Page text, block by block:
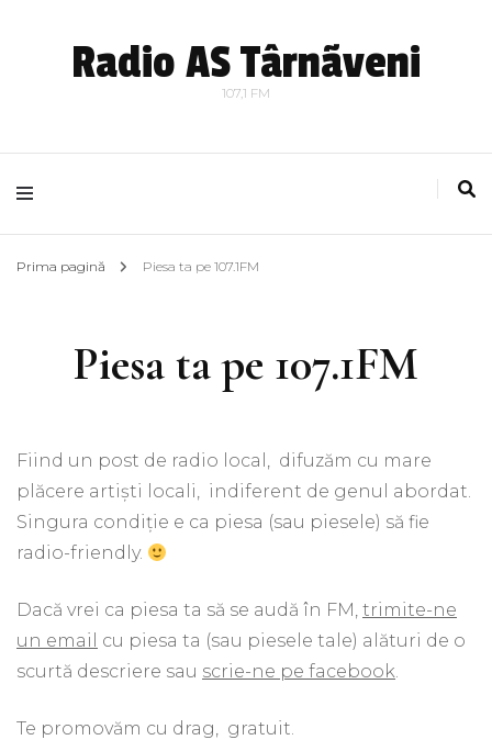
Radio AS Târnãveni
107,1 FM
Prima pagină Piesa ta pe 107.1FM
Piesa ta pe 107.1FM
Fiind un post de radio local, difuzăm cu mare
plăcere artiști locali, indiferent de genul abordat.
Singura condiție e ca piesa (sau piesele) să fie
radio-friendly.
Dacă vrei ca piesa ta să se audă în FM, trimite-ne
un email
cu piesa ta (sau piesele tale) alături de o
scurtă descriere sau scrie-ne pe facebook.
Te promovăm cu drag, gratuit.